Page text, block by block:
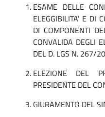
ESAME DELLE
ELEGGIBILITA’ E DI
DI COMPONENTI
CONVALIDA DEGLI
DEL D. LGS N. 267/
ELEZIONE DEL
PRESIDENTE DEL
GIURAMENTO DEL